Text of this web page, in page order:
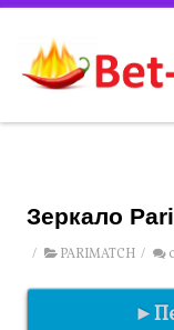
Зеркало
/ PARIMATCH /